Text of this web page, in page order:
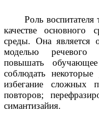
Роль воспитателя
качестве основного
среды. Она является
моделью речевого
повышать
соблюдать некоторые
избегание сложных
повторов;
симантизайия.